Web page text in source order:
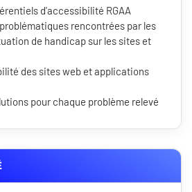
d'accessibilité RGAA
rencontrées par les
de handicap sur les sites et
des sites web et applications
pour chaque problème relevé